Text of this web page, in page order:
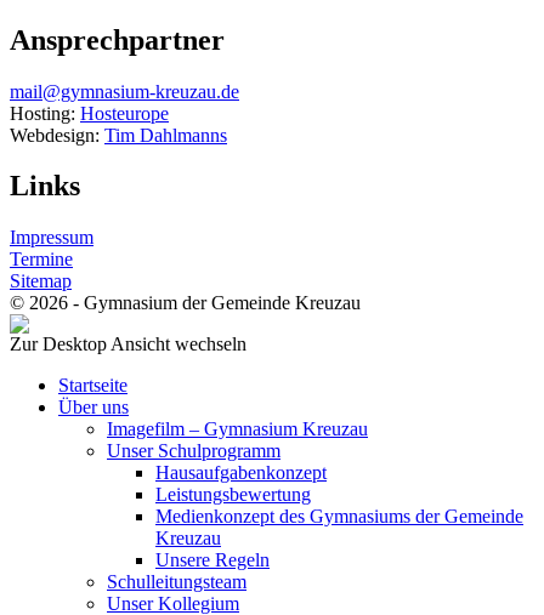
Ansprechpartner
mail@gymnasium-kreuzau.de
Hosting: Hosteurope
Webdesign: Tim Dahlmanns
Links
Impressum
Termine
Sitemap
© 2026 - Gymnasium der Gemeinde Kreuzau
Zur Desktop Ansicht wechseln
Startseite
Über uns
Imagefilm – Gymnasium Kreuzau
Unser Schulprogramm
Hausaufgabenkonzept
Leistungsbewertung
Medienkonzept des Gymnasiums der Gemeinde
Kreuzau
Unsere Regeln
Schulleitungsteam
Unser Kollegium